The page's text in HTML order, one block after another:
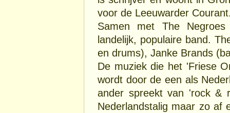
voor de Leeuwarder
Samen met The
landelijk, populaire band.
en drums), Janke Brands
De muziek die het 'Friese
wordt door de een als
ander spreekt van 'rock &
Nederlandstalig maar zo af